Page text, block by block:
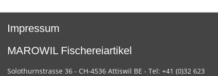
Impressum
MAROWIL Fischereiartikel
Solothurnstrasse 36 - CH-4536 Attiswil BE - Tel: +41 (0)32 623